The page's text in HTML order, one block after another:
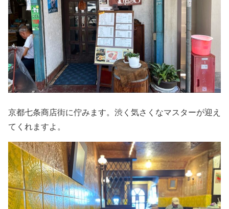
京都七条商店街に佇みます。渋く気さくなマスターが迎え
てくれますよ。